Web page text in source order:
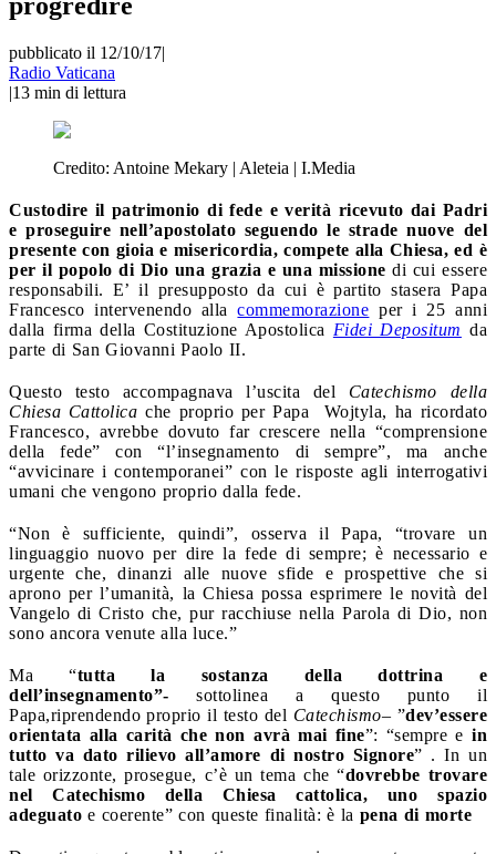
pubblicato il 12/10/17|
Radio Vaticana
|13 min di lettura
Credito: Antoine Mekary | Aleteia | I.Media
Custodire il patrimonio di fede e verità ricevuto dai Padri
e proseguire nell’apostolato seguendo le strade nuove del
presente con gioia e misericordia, compete alla Chiesa, ed è
per il popolo di Dio una grazia e una missione di cui essere
responsabili. E’ il presupposto da cui è partito stasera Papa
Francesco intervenendo allacommemorazione per i 25 anni
dalla firma della Costituzione Apostolica Fidei Depositum da
parte di San Giovanni Paolo II.
Questo testo accompagnava l’uscita del Catechismo della
Chiesa Cattolica che proprio per Papa Wojtyla, ha ricordato
Francesco, avrebbe dovuto far crescere nella “comprensione
della fede” con “l’insegnamento di sempre”, ma anche
“avvicinare i contemporanei” con le risposte agli interrogativi
umani che vengono proprio dalla fede.
“Non è sufficiente, quindi”, osserva il Papa, “trovare un
linguaggio nuovo per dire la fede di sempre; è necessario e
urgente che, dinanzi alle nuove sfide e prospettive che si
aprono per l’umanità, la Chiesa possa esprimere le novità del
Vangelo di Cristo che, pur racchiuse nella Parola di Dio, non
sono ancora venute alla luce.”
Ma “tutta la sostanza della dottrina e
dell’insegnamento”- sottolinea a questo punto il
Papa,riprendendo proprio il testo del Catechismo– ”dev’essere
orientata alla carità che non avrà mai fine”: “sempre ein
tutto va dato rilievo all’amore di nostro Signore” . In un
tale orizzonte, prosegue, c’è un tema che “dovrebbe trovare
nel Catechismo della Chiesa cattolica, uno spazio
adeguato e coerente” con queste finalità: è la pena di morte